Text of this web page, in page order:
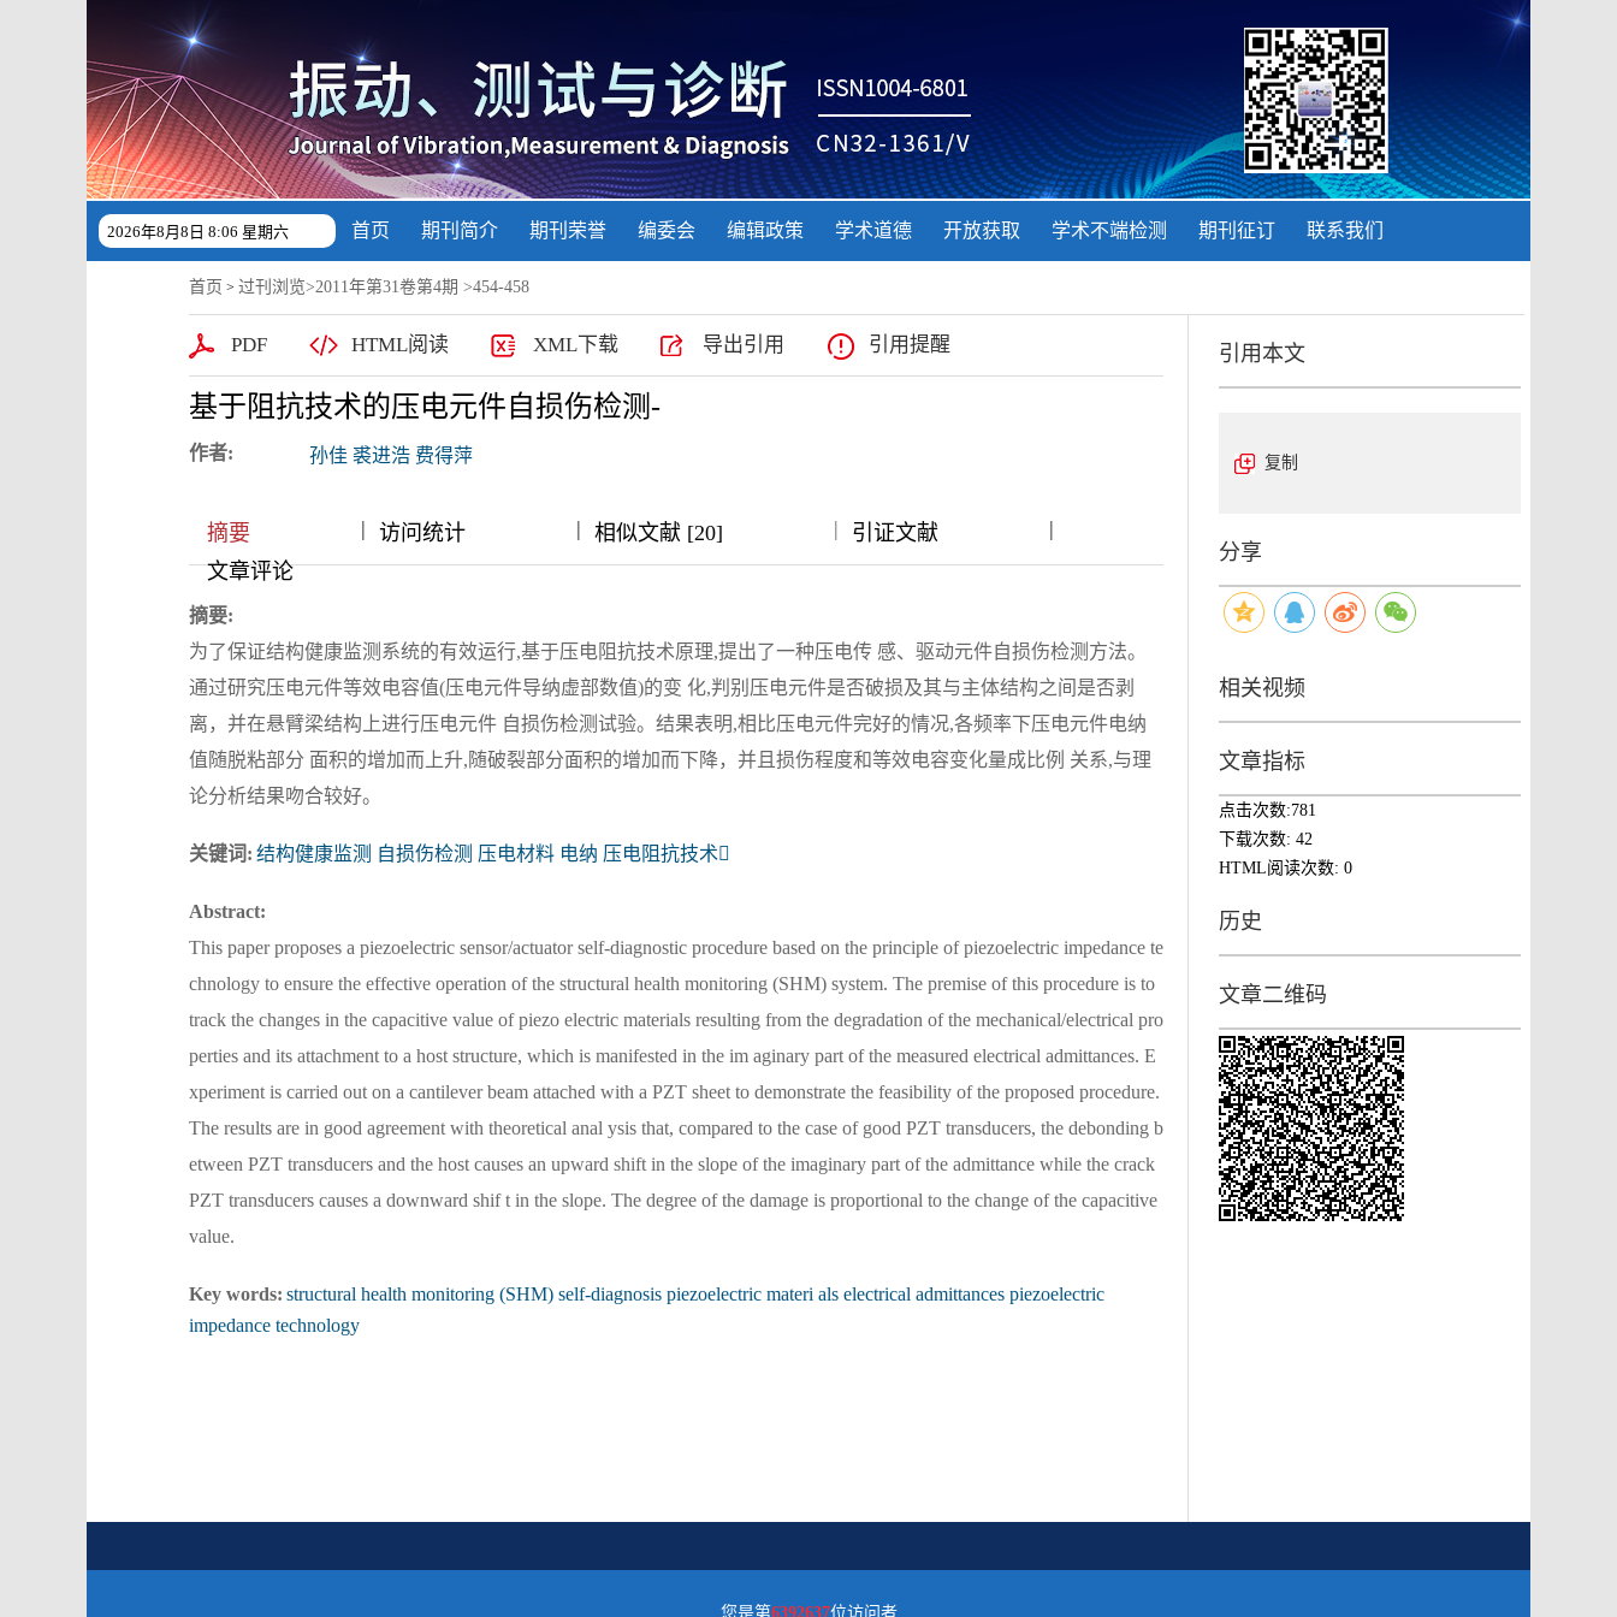
2026年8月8日 8:06 星期六 首页 期刊简介 期刊荣誉 编委会 编辑政策 学术道德 开放获取 学术不端检测 期刊征订 联系我们
首页 > 过刊浏览>2011年第31卷第4期 >454-458
PDF HTML阅读 XML下载 导出引用 引用提醒
基于阻抗技术的压电元件自损伤检测-
作者: 孙佳 裘进浩 费得萍
摘要 || 访问统计 || 相似文献 [20] | 引证文献 ||
文章评论
摘要:
为了保证结构健康监测系统的有效运行,基于压电阻抗技术原理,提出了一种压电传 感、驱动元件自损伤检测方法。
通过研究压电元件等效电容值(压电元件导纳虚部数值)的变 化,判别压电元件是否破损及其与主体结构之间是否剥
离，并在悬臂梁结构上进行压电元件 自损伤检测试验。结果表明,相比压电元件完好的情况,各频率下压电元件电纳
值随脱粘部分 面积的增加而上升,随破裂部分面积的增加而下降，并且损伤程度和等效电容变化量成比例 关系,与理
论分析结果吻合较好。
关键词: 结构健康监测 自损伤检测 压电材料 电纳 压电阻抗技术
Abstract:
This paper proposes a piezoelectric sensor/actuator self-diagnostic procedure based on the principle of piezoelectric impedance te
chnology to ensure the effective operation of the structural health monitoring (SHM) system. The premise of this procedure is to
track the changes in the capacitive value of piezo electric materials resulting from the degradation of the mechanical/electrical pro
perties and its attachment to a host structure, which is manifested in the im aginary part of the measured electrical admittances. E
xperiment is carried out on a cantilever beam attached with a PZT sheet to demonstrate the feasibility of the proposed procedure.
The results are in good agreement with theoretical anal ysis that, compared to the case of good PZT transducers, the debonding b
etween PZT transducers and the host causes an upward shift in the slope of the imaginary part of the admittance while the crack
PZT transducers causes a downward shif t in the slope. The degree of the damage is proportional to the change of the capacitive
value.
Key words: structural health monitoring (SHM) self-diagnosis piezoelectric materi als electrical admittances piezoelectric
impedance technology
引用本文
复制
分享
相关视频
文章指标
点击次数:781
下载次数: 42
HTML阅读次数: 0
历史
文章二维码
您是第6392637位访问者